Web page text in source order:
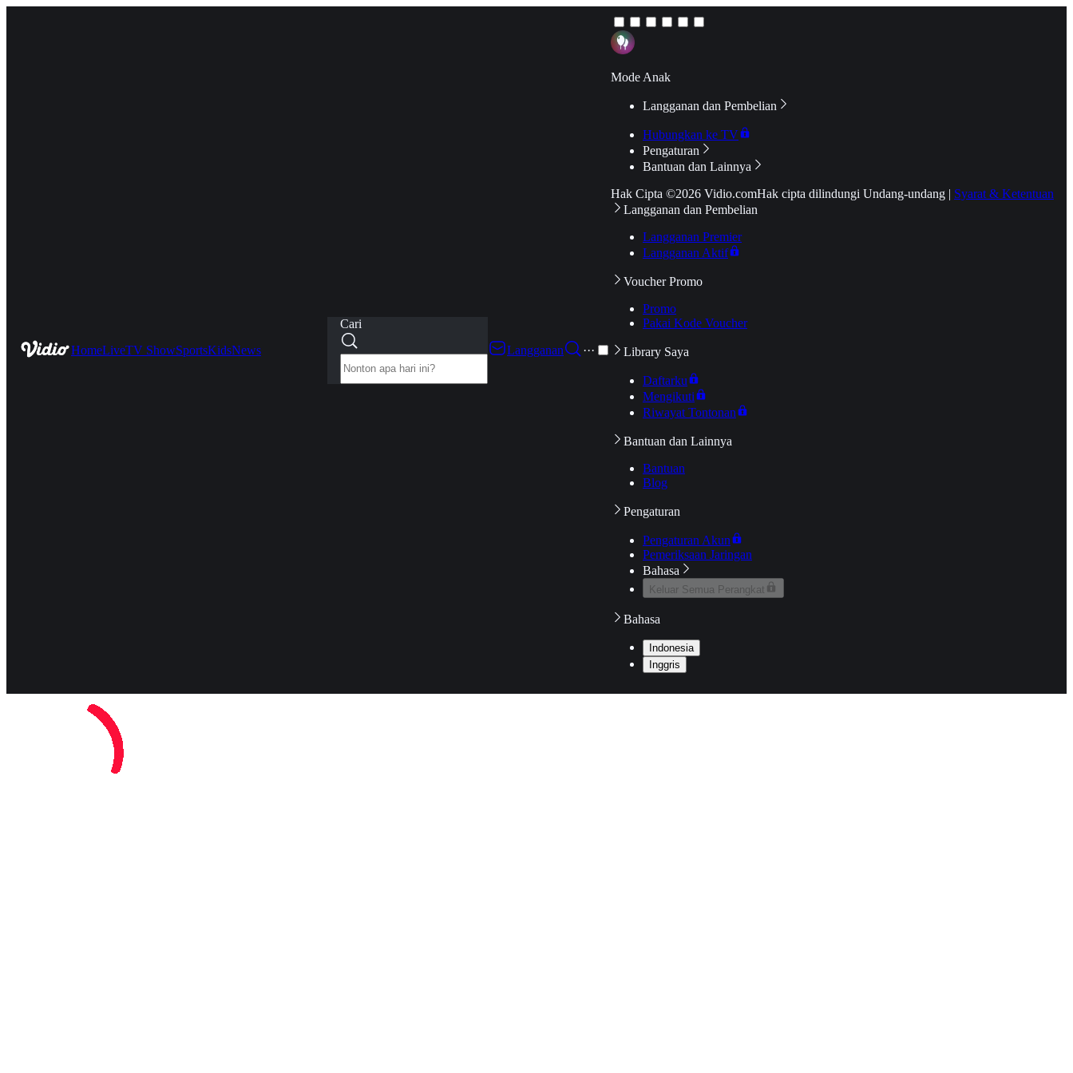
HomeLiveTV ShowSportsKidsNews
Cari
Langganan
···
Mode Anak
Langganan dan Pembelian
Hubungkan ke TV
Pengaturan
Bantuan dan Lainnya
Hak Cipta ©2026 Vidio.comHak cipta dilindungi Undang-undang | Syarat & Ketentuan
Langganan dan Pembelian
Langganan Premier
Langganan Aktif
Voucher Promo
Promo
Pakai Kode Voucher
Library Saya
Daftarku
Mengikuti
Riwayat Tontonan
Bantuan dan Lainnya
Bantuan
Blog
Pengaturan
Pengaturan Akun
Pemeriksaan Jaringan
Bahasa
Keluar Semua Perangkat
Bahasa
Indonesia
Inggris